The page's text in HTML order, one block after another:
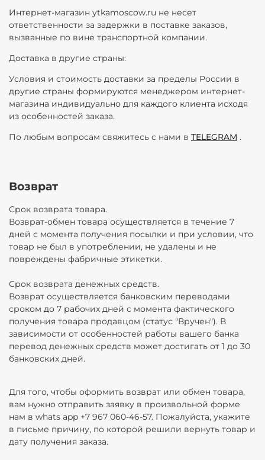
Интернет-магазин ytkamoscow.ru не несет
ответственности за задержки в поставке заказов,
вызванные по вине транспортной компании.
Доставка в другие страны:
Условия и стоимость доставки за пределы России в
другие страны формируются менеджером интернет-
магазина индивидуально для каждого клиента исходя
из особенностей заказа.
По любым вопросам свяжитесь с нами в TELEGRAM .
Возврат
Срок возврата товара.
Возврат-обмен товара осуществляется в течение 7
дней с момента получения посылки и при условии, что
товар не был в употреблении, не удалены и не
повреждены фабричные этикетки.
Срок возврата денежных средств.
Возврат осуществляется банковским переводами
сроком до 7 рабочих дней с момента фактического
получения товара продавцом (статус "Вручен"). В
зависимости от особенностей работы вашего банка
перевод денежных средств может достигать от 1 до 30
банковских дней.
Для того, чтобы оформить возврат или обмен товара,
вам нужно отправить заявку в произвольной форме
нам в whats app +7 967 060-46-57. Пожалуйста, укажите
в письме причину, по которой решили вернуть товар и
дату получения заказа.